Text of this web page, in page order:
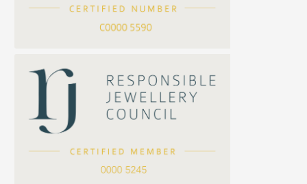
公司名稱
聯絡電話
方假繩鏈系列